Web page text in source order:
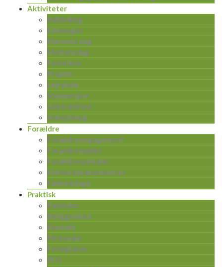
Aktiviteter
Indskoling
Emneuger
Klassens dag
Motionsdag
Fastelavn
Projekt
Lejrskole
Sommersjov
Juletræsfest
Arbejdsdag
Forældre
Forældreengagement
Forældremøder
Forældresamtaler
Klasserepræsentanter
Fødselsdage
Praktisk
Kalender
Beliggenhed
Kontakt
Personale
Ferieplaner
SFO